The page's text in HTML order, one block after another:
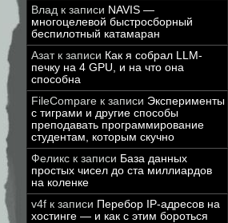
Влад к записи NAVIS —
многоцелевой быстросборный
беспилотный катамаран
Азатк записи Как я собрал LLM-
печку на 4 GPU, и на что она
способна
FileCompare к записи Эксперименты
с тиграми и другие способы
преподавать программирование
студентам, которым скучно
Феликс к записи База данных
простых чисел до ста миллиардов
на коленке
v4f к записи Перебор IP-адресов на
хостинге — и как с этим бороться